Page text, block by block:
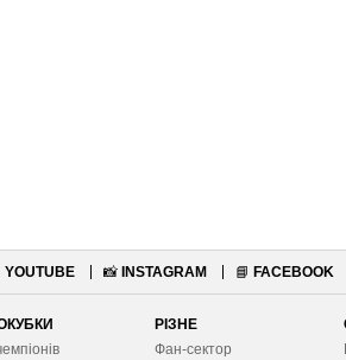
YOUTUBE 📸 INSTAGRAM 📘 FACEBOOK
РІЗНЕ
Фан-сектор